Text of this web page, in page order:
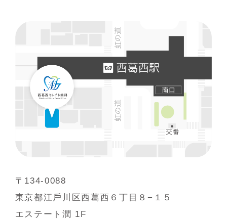
〒134-0088
東京都江⼾川区⻄葛⻄６丁⽬８−１５
エステート潤 1F